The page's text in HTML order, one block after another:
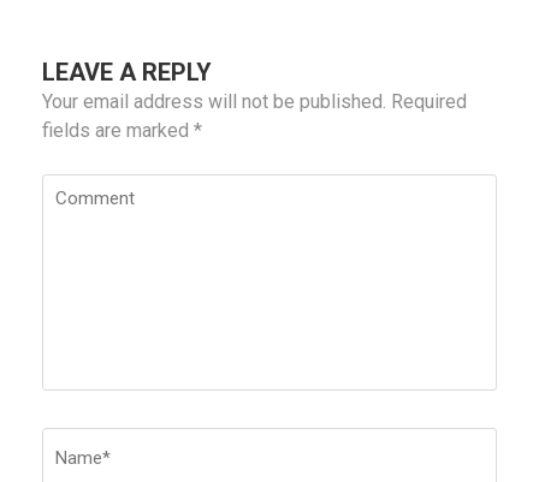
LEAVE A REPLY
Your email address will not be published. Required
fields are marked *
Comment